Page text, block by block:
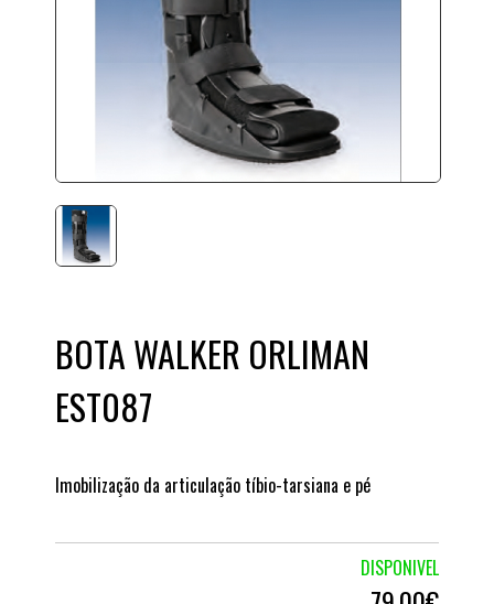
BOTA WALKER ORLIMAN
EST087
Imobilização da articulação tíbio-tarsiana e pé
DISPONIVEL